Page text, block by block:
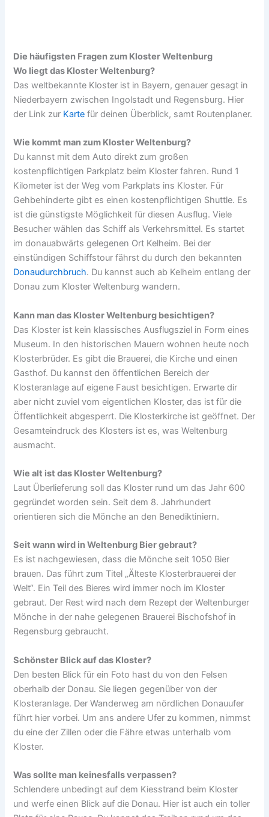
Die häufigsten Fragen zum Kloster Weltenburg
Wo liegt das Kloster Weltenburg?
Das weltbekannte Kloster ist in Bayern, genauer gesagt in
Niederbayern zwischen Ingolstadt und Regensburg. Hier
der Link zur Karte für deinen Überblick, samt Routenplaner.
Wie kommt man zum Kloster Weltenburg?
Du kannst mit dem Auto direkt zum großen
kostenpflichtigen Parkplatz beim Kloster fahren. Rund 1
Kilometer ist der Weg vom Parkplats ins Kloster. Für
Gehbehinderte gibt es einen kostenpflichtigen Shuttle. Es
ist die günstigste Möglichkeit für diesen Ausflug. Viele
Besucher wählen das Schiff als Verkehrsmittel. Es startet
im donauabwärts gelegenen Ort Kelheim. Bei der
einstündigen Schiffstour fährst du durch den bekannten
Donaudurchbruch. Du kannst auch ab Kelheim entlang der
Donau zum Kloster Weltenburg wandern.
Kann man das Kloster Weltenburg besichtigen?
Das Kloster ist kein klassisches Ausflugsziel in Form eines
Museum. In den historischen Mauern wohnen heute noch
Klosterbrüder. Es gibt die Brauerei, die Kirche und einen
Gasthof. Du kannst den öffentlichen Bereich der
Klosteranlage auf eigene Faust besichtigen. Erwarte dir
aber nicht zuviel vom eigentlichen Kloster, das ist für die
Öffentlichkeit abgesperrt. Die Klosterkirche ist geöffnet. Der
Gesamteindruck des Klosters ist es, was Weltenburg
ausmacht.
Wie alt ist das Kloster Weltenburg?
Laut Überlieferung soll das Kloster rund um das Jahr 600
gegründet worden sein. Seit dem 8. Jahrhundert
orientieren sich die Mönche an den Benediktiniern.
Seit wann wird in Weltenburg Bier gebraut?
Es ist nachgewiesen, dass die Mönche seit 1050 Bier
brauen. Das führt zum Titel „Älteste Klosterbrauerei der
Welt“. Ein Teil des Bieres wird immer noch im Kloster
gebraut. Der Rest wird nach dem Rezept der Weltenburger
Mönche in der nahe gelegenen Brauerei Bischofshof in
Regensburg gebraucht.
Schönster Blick auf das Kloster?
Den besten Blick für ein Foto hast du von den Felsen
oberhalb der Donau. Sie liegen gegenüber von der
Klosteranlage. Der Wanderweg am nördlichen Donauufer
führt hier vorbei. Um ans andere Ufer zu kommen, nimmst
du eine der Zillen oder die Fähre etwas unterhalb vom
Kloster.
Was sollte man keinesfalls verpassen?
Schlendere unbedingt auf dem Kiesstrand beim Kloster
und werfe einen Blick auf die Donau. Hier ist auch ein toller